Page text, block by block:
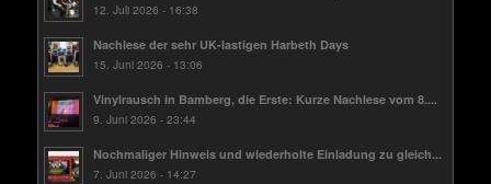
12. Juli 2026 - 16:38
Nachlese der sehr UK-lastigen Harbeth Days
15. Juni 2026 - 13:06
Vinylrausch in Bamberg, die Erste: Kurze Nachlese vom 8....
9. Juni 2026 - 23:44
Nochmaliger Hinweis und wiederholte Einladung zu gleich...
7. Juni 2026 - 14:27